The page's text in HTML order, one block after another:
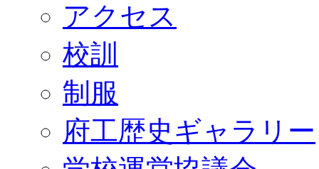
アクセス
校訓
制服
府工歴史ギャラリー